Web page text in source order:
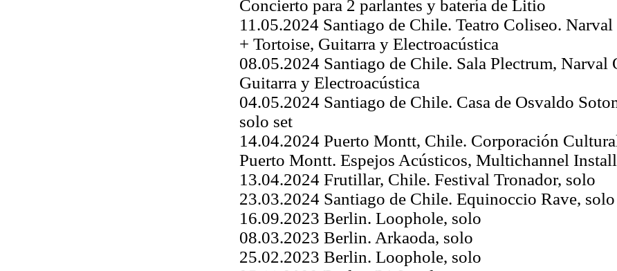
Concierto para 2 parlantes y batería de Litio
11.05.2024 Santiago de Chile. Teatro Coliseo. Narval
+ Tortoise, Guitarra y Electroacústica
08.05.2024 Santiago de Chile. Sala Plectrum, Narval
Guitarra y Electroacústica
04.05.2024 Santiago de Chile. Casa de Osvaldo
solo set
14.04.2024 Puerto Montt, Chile. Corporación
Puerto Montt. Espejos Acústicos, Multichannel
13.04.2024 Frutillar, Chile. Festival Tronador, solo
23.03.2024 Santiago de Chile. Equinoccio Rave, solo
16.09.2023 Berlin. Loophole, solo
08.03.2023 Berlin. Arkaoda, solo
25.02.2023 Berlin. Loophole, solo